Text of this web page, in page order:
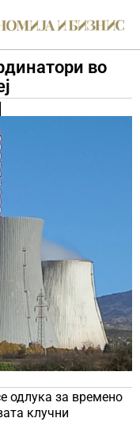
во
одлука за времено
клучни